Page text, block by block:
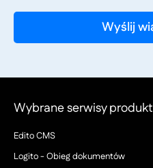
Wybrane serwisy
Edito CMS
Logito - Obieg dokumentów